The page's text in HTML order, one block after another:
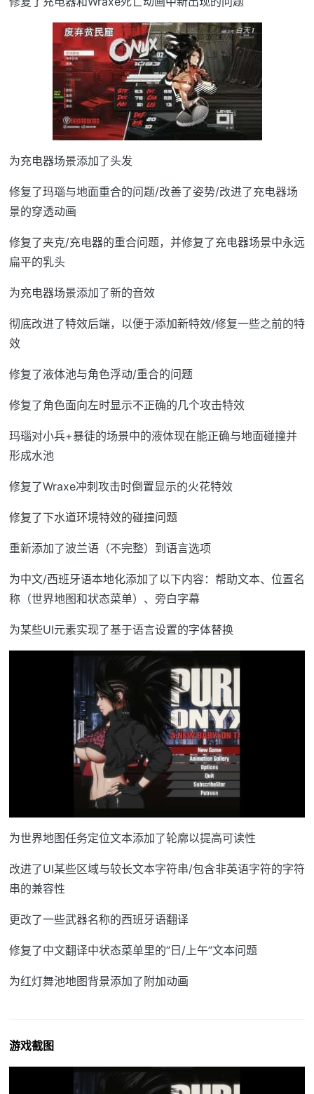
为充电器场景添加了头发
修复了玛瑙与地面重合的问题/改善了姿势/改进了充电器场
景的穿透动画
修复了夹克/充电器的重合问题，并修复了充电器场景中永远
扁平的乳头
为充电器场景添加了新的音效
彻底改进了特效后端，以便于添加新特效/修复一些之前的特
效
修复了液体池与角色浮动/重合的问题
修复了角色面向左时显示不正确的几个攻击特效
玛瑙对小兵+暴徒的场景中的液体现在能正确与地面碰撞并
形成水池
修复了Wraxe冲刺攻击时倒置显示的火花特效
修复了下水道环境特效的碰撞问题
重新添加了波兰语（不完整）到语言选项
为中文/西班牙语本地化添加了以下内容：帮助文本、位置名
称（世界地图和状态菜单）、旁白字幕
为某些UI元素实现了基于语言设置的字体替换
为世界地图任务定位文本添加了轮廓以提高可读性
改进了UI某些区域与较长文本字符串/包含非英语字符的字符
串的兼容性
更改了一些武器名称的西班牙语翻译
修复了中文翻译中状态菜单里的”日/上午”文本问题
为红灯舞池地图背景添加了附加动画
游戏截图